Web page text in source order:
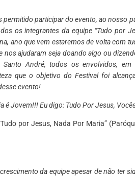
participar do evento, ao nosso
os integrantes da equipe “Tudo por
ano que vem estaremos de volta com
nos ajudaram seja doando algo ou
André, todos os envolvidos, em
que o objetivo do Festival foi
evento!
é Jovem!!! Eu digo: Tudo Por Jesus,
por Jesus, Nada Por Maria”
da equipe apesar de não ter